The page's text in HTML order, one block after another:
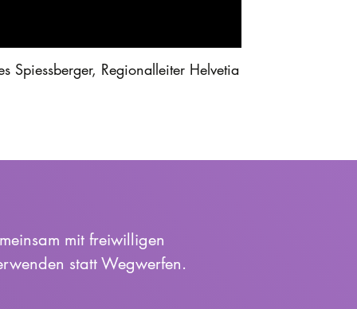
Regionalleiter Helvetia
mit freiwilligen
statt Wegwerfen.